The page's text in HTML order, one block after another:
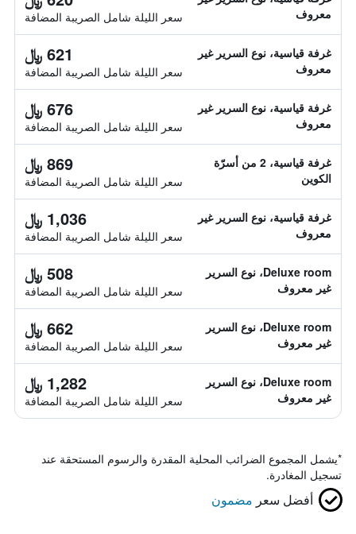
معروف
سعر الليلة شامل الصريبة المضافة
غرفة قياسية، نوع السرير غير
معروف
621 ﷼
سعر الليلة شامل الصريبة المضافة
غرفة قياسية، نوع السرير غير
معروف
676 ﷼
سعر الليلة شامل الصريبة المضافة
غرفة قياسية، 2 من أسرّة
الكوين
869 ﷼
سعر الليلة شامل الصريبة المضافة
غرفة قياسية، نوع السرير غير
معروف
1,036 ﷼
سعر الليلة شامل الصريبة المضافة
Deluxe room، نوع السرير
غير معروف
508 ﷼
سعر الليلة شامل الصريبة المضافة
Deluxe room، نوع السرير
غير معروف
662 ﷼
سعر الليلة شامل الصريبة المضافة
Deluxe room، نوع السرير
غير معروف
1,282 ﷼
سعر الليلة شامل الصريبة المضافة
*يشمل المجموع الضرائب المحلية المقدرة والرسوم المستحقة عند
تسجيل المغادرة.
أفضل سعر مضمون